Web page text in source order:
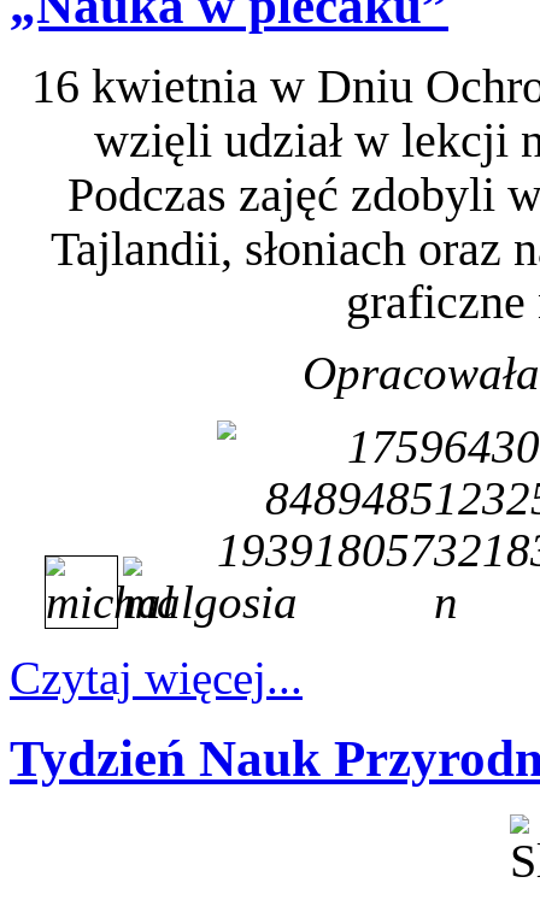
16 kwietnia w Dniu
wzięli udział w lekcji
Podczas zajęć zdobyli
Tajlandii, słoniach oraz
Czytaj więcej...
Tydzień Nauk